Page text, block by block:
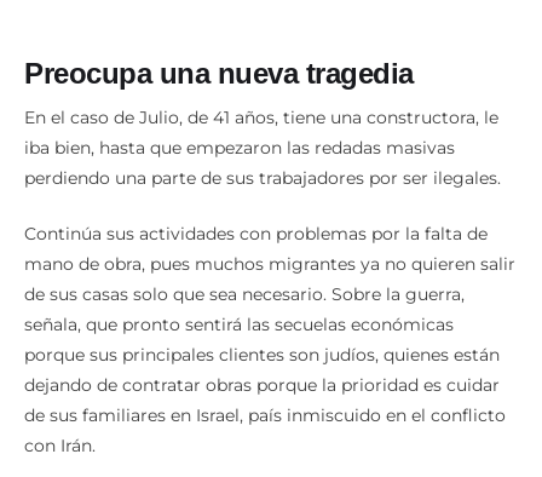
En el caso de Julio, de 41 años, tiene una constructora, le
iba bien, hasta que empezaron las redadas masivas
perdiendo una parte de sus trabajadores por ser ilegales.
mano de obra, pues muchos migrantes ya no quieren salir
de sus casas solo que sea necesario. Sobre la guerra,
señala, que pronto sentirá las secuelas económicas
porque sus principales clientes son judíos, quienes están
dejando de contratar obras porque la prioridad es cuidar
de sus familiares en Israel, país inmiscuido en el conflicto
con Irán.